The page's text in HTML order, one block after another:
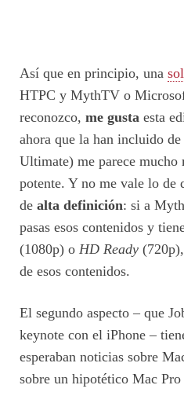
Así que en principio, una
HTPC y MythTV o
reconozco, me gusta esta
ahora que la han incluido
Ultimate) me parece mucho
potente. Y no me vale lo de
de alta definición: si a
pasas esos contenidos y
(1080p) o HD Ready
de esos contenidos.
El segundo aspecto – que
keynote con el iPhone –
esperaban noticias sobre
sobre un hipotético Mac